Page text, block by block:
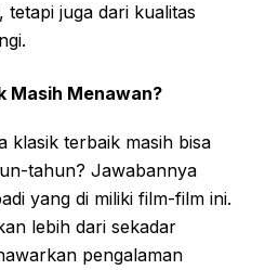
juga dari kualitas
Masih Menawan?
klasik terbaik masih bisa
tahun? Jawabannya
yang di miliki film-film ini.
lebih dari sekadar
pengalaman